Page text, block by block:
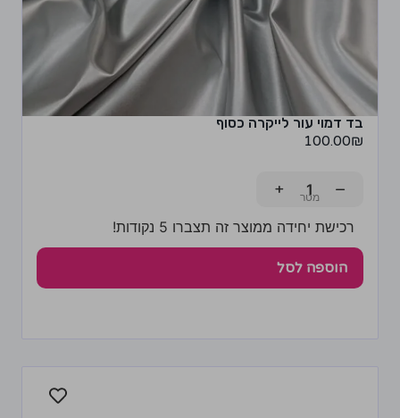
בד דמוי עור לייקרה כסוף
100.00₪
−
+
רכישת יחידה ממוצר זה תצברו 5 נקודות!
הוספה לסל